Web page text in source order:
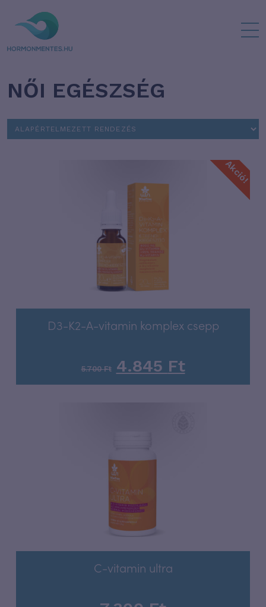
NŐI EGÉSZSÉG
Akció!
D3-K2-A-vitamin komplex csepp
5.700Ft 4.845 Ft
C-vitamin ultra